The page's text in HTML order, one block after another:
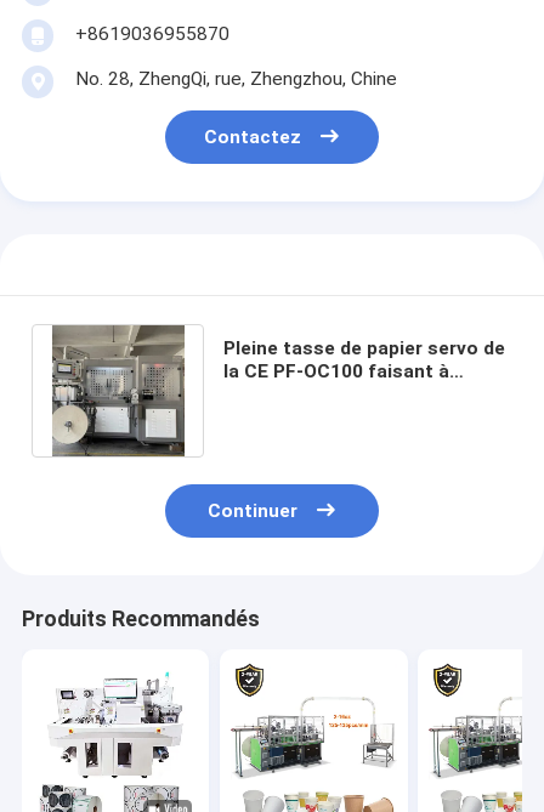
+8619036955870
No. 28, ZhengQi, rue, Zhengzhou, Chine
Contactez
Pleine tasse de papier servo de
la CE PF-OC100 faisant à
Continuer
Produits Recommandés